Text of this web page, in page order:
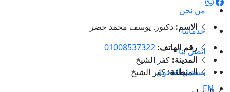
من نحن
خدماتنا
اتصل بنا
تسجيل الدخول
EN
الاسم: دكتور. يوسف محمد خضر
رقم الهاتف: 01008537322
المدينة: كفر الشيخ
المنطقة:كفر الشيخ